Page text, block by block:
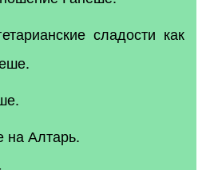
сладости как
на Алтарь.